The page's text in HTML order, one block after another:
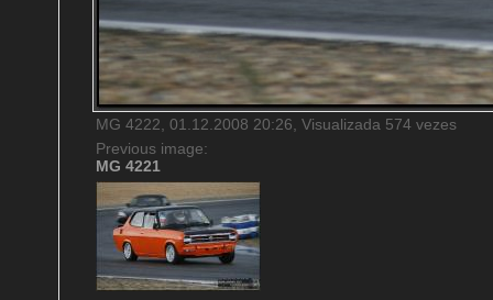
MG 4222, 01.12.2008 20:26, Visualizada 574 vezes
Previous image:
MG 4221